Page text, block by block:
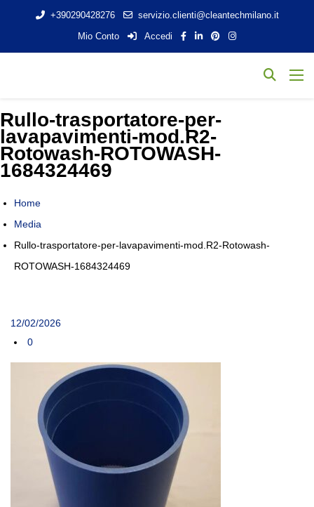
+390290428276
servizio.clienti@cleantechmilano.it
Mio Conto
Accedi
Rullo-trasportatore-per-
lavapavimenti-mod.R2-
Rotowash-ROTOWASH-
1684324469
Home
Media
Rullo-trasportatore-per-lavapavimenti-mod.R2-Rotowash-
ROTOWASH-1684324469
12/02/2026
0